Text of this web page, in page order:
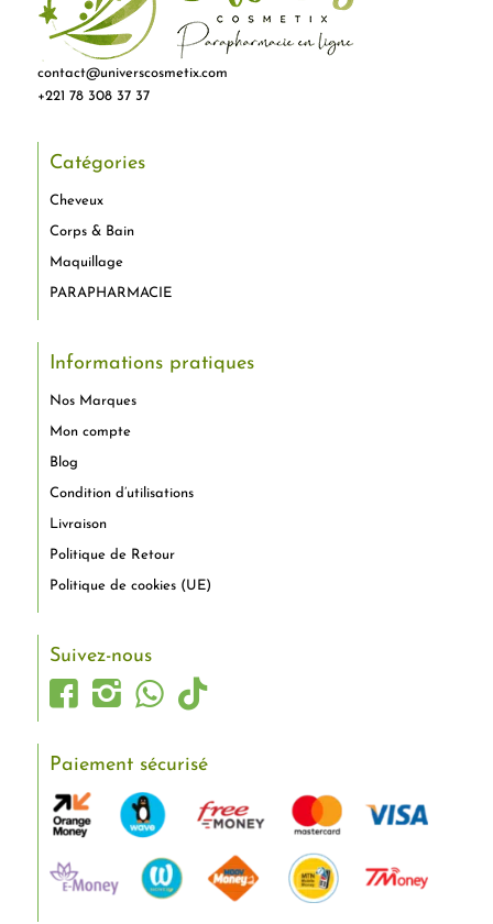
contact@universcosmetix.com
+221 78 308 37 37
Catégories
Cheveux
Corps & Bain
Maquillage
PARAPHARMACIE
Informations pratiques
Nos Marques
Mon compte
Blog
Condition d’utilisations
Livraison
Politique de Retour
Politique de cookies (UE)
Suivez-nous
Paiement sécurisé